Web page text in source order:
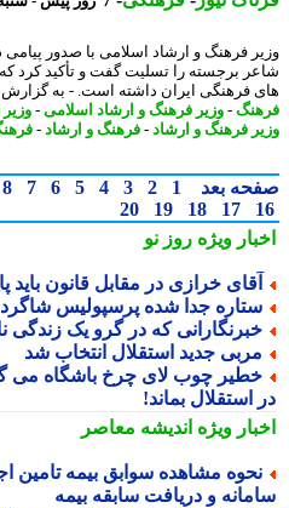
فرهنگ و ارشاد اسلامی با صدور پیامی
برجسته را تسلیت گفت و تأکید کرد که
فرهنگی ایران داشته است. - به گزارش
-وزیر فرهنگ و ارشاد اسلامی-وزیر
فرهنگ و ارشاد -فرهنگ و ارشاد -فرهنگی
بعد 1
2
3
4
5
6
7
8
9
17
18
19
20
ویژهروز نو
خرازی در مقابل قانون باید
جدا شده پرسپولیس شاگرد
که در گرو یک زندگی
جدید استقلال انتخاب شد
چوب لای چرخ باشگاه می
استقلال بماند!
ویژهاندیشه معاصر
مشاهده سوابق بیمه تامین
و دریافت سابقه بیمه